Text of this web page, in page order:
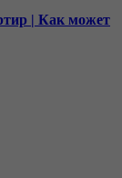
| Как может